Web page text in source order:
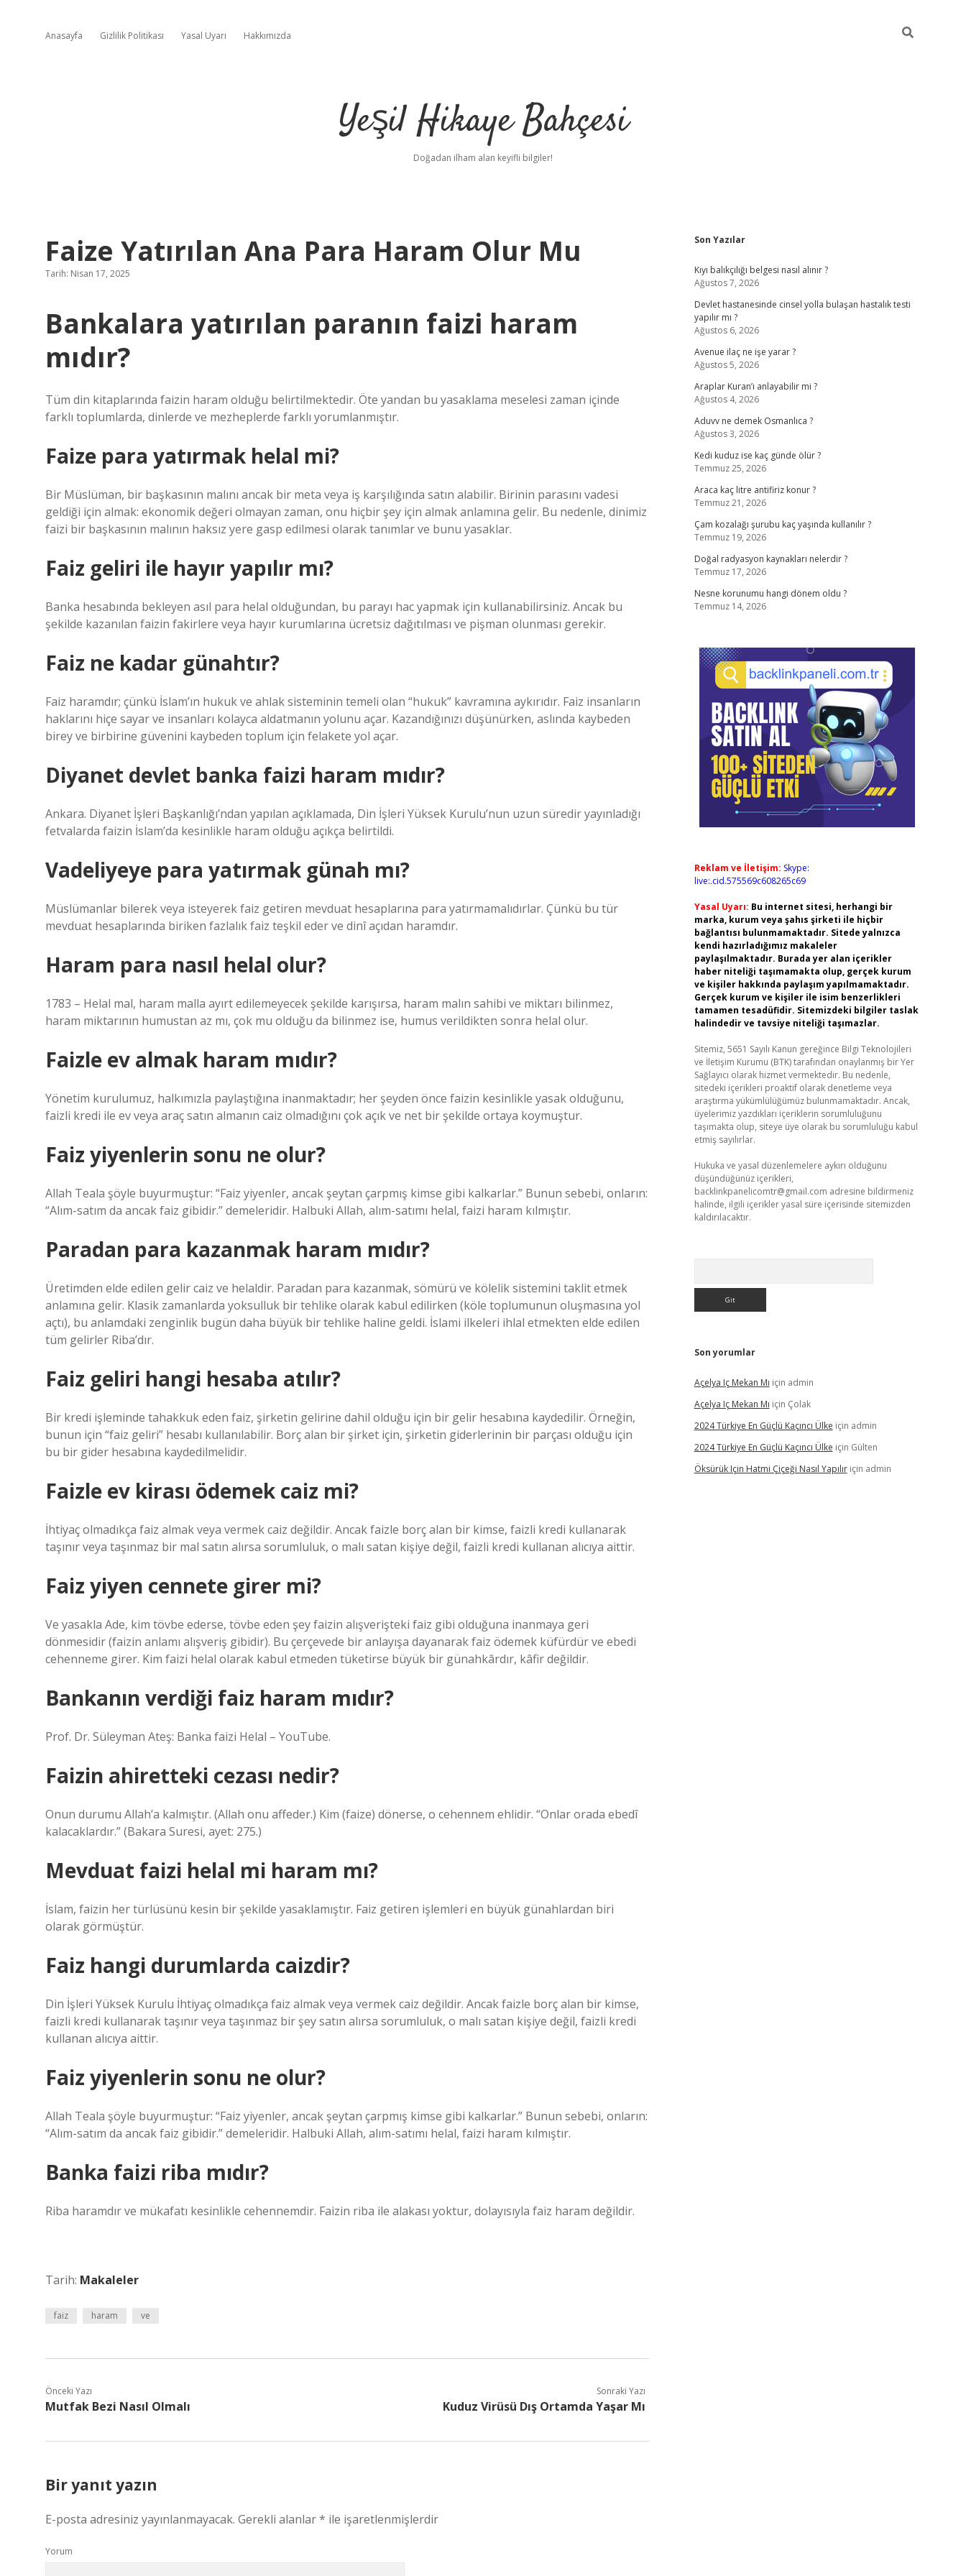
Anasayfa Gizlilik Politikası Yasal Uyarı Hakkımızda
Yeşil Hikaye Bahçesi
Doğadan ilham alan keyifli bilgiler!
Faize Yatırılan Ana Para Haram Olur Mu
Tarih: Nisan 17, 2025
Bankalara yatırılan paranın faizi haram
mıdır?
Tüm din kitaplarında faizin haram olduğu belirtilmektedir. Öte yandan bu yasaklama meselesi zaman içinde
farklı toplumlarda, dinlerde ve mezheplerde farklı yorumlanmıştır.
Faize para yatırmak helal mi?
Bir Müslüman, bir başkasının malını ancak bir meta veya iş karşılığında satın alabilir. Birinin parasını vadesi
geldiği için almak: ekonomik değeri olmayan zaman, onu hiçbir şey için almak anlamına gelir. Bu nedenle, dinimiz
faizi bir başkasının malının haksız yere gasp edilmesi olarak tanımlar ve bunu yasaklar.
Faiz geliri ile hayır yapılır mı?
Banka hesabında bekleyen asıl para helal olduğundan, bu parayı hac yapmak için kullanabilirsiniz. Ancak bu
şekilde kazanılan faizin fakirlere veya hayır kurumlarına ücretsiz dağıtılması ve pişman olunması gerekir.
Faiz ne kadar günahtır?
Faiz haramdır; çünkü İslam’ın hukuk ve ahlak sisteminin temeli olan “hukuk” kavramına aykırıdır. Faiz insanların
haklarını hiçe sayar ve insanları kolayca aldatmanın yolunu açar. Kazandığınızı düşünürken, aslında kaybeden
birey ve birbirine güvenini kaybeden toplum için felakete yol açar.
Diyanet devlet banka faizi haram mıdır?
Ankara. Diyanet İşleri Başkanlığı’ndan yapılan açıklamada, Din İşleri Yüksek Kurulu’nun uzun süredir yayınladığı
fetvalarda faizin İslam’da kesinlikle haram olduğu açıkça belirtildi.
Vadeliyeye para yatırmak günah mı?
Müslümanlar bilerek veya isteyerek faiz getiren mevduat hesaplarına para yatırmamalıdırlar. Çünkü bu tür
mevduat hesaplarında biriken fazlalık faiz teşkil eder ve dinî açıdan haramdır.
Haram para nasıl helal olur?
1783 – Helal mal, haram malla ayırt edilemeyecek şekilde karışırsa, haram malın sahibi ve miktarı bilinmez,
haram miktarının humustan az mı, çok mu olduğu da bilinmez ise, humus verildikten sonra helal olur.
Faizle ev almak haram mıdır?
Yönetim kurulumuz, halkımızla paylaştığına inanmaktadır; her şeyden önce faizin kesinlikle yasak olduğunu,
faizli kredi ile ev veya araç satın almanın caiz olmadığını çok açık ve net bir şekilde ortaya koymuştur.
Faiz yiyenlerin sonu ne olur?
Allah Teala şöyle buyurmuştur: “Faiz yiyenler, ancak şeytan çarpmış kimse gibi kalkarlar.” Bunun sebebi, onların:
“Alım-satım da ancak faiz gibidir.” demeleridir. Halbuki Allah, alım-satımı helal, faizi haram kılmıştır.
Paradan para kazanmak haram mıdır?
Üretimden elde edilen gelir caiz ve helaldir. Paradan para kazanmak, sömürü ve kölelik sistemini taklit etmek
anlamına gelir. Klasik zamanlarda yoksulluk bir tehlike olarak kabul edilirken (köle toplumunun oluşmasına yol
açtı), bu anlamdaki zenginlik bugün daha büyük bir tehlike haline geldi. İslami ilkeleri ihlal etmekten elde edilen
tüm gelirler Riba’dır.
Faiz geliri hangi hesaba atılır?
Bir kredi işleminde tahakkuk eden faiz, şirketin gelirine dahil olduğu için bir gelir hesabına kaydedilir. Örneğin,
bunun için “faiz geliri” hesabı kullanılabilir. Borç alan bir şirket için, şirketin giderlerinin bir parçası olduğu için
bu bir gider hesabına kaydedilmelidir.
Faizle ev kirası ödemek caiz mi?
İhtiyaç olmadıkça faiz almak veya vermek caiz değildir. Ancak faizle borç alan bir kimse, faizli kredi kullanarak
taşınır veya taşınmaz bir mal satın alırsa sorumluluk, o malı satan kişiye değil, faizli kredi kullanan alıcıya aittir.
Faiz yiyen cennete girer mi?
Ve yasakla Ade, kim tövbe ederse, tövbe eden şey faizin alışverişteki faiz gibi olduğuna inanmaya geri
dönmesidir (faizin anlamı alışveriş gibidir). Bu çerçevede bir anlayışa dayanarak faiz ödemek küfürdür ve ebedi
cehenneme girer. Kim faizi helal olarak kabul etmeden tüketirse büyük bir günahkârdır, kâfir değildir.
Bankanın verdiği faiz haram mıdır?
Prof. Dr. Süleyman Ateş: Banka faizi Helal – YouTube.
Faizin ahiretteki cezası nedir?
Onun durumu Allah’a kalmıştır. (Allah onu affeder.) Kim (faize) dönerse, o cehennem ehlidir. “Onlar orada ebedî
kalacaklardır.” (Bakara Suresi, ayet: 275.)
Mevduat faizi helal mi haram mı?
İslam, faizin her türlüsünü kesin bir şekilde yasaklamıştır. Faiz getiren işlemleri en büyük günahlardan biri
olarak görmüştür.
Faiz hangi durumlarda caizdir?
Din İşleri Yüksek Kurulu İhtiyaç olmadıkça faiz almak veya vermek caiz değildir. Ancak faizle borç alan bir kimse,
faizli kredi kullanarak taşınır veya taşınmaz bir şey satın alırsa sorumluluk, o malı satan kişiye değil, faizli kredi
kullanan alıcıya aittir.
Faiz yiyenlerin sonu ne olur?
Allah Teala şöyle buyurmuştur: “Faiz yiyenler, ancak şeytan çarpmış kimse gibi kalkarlar.” Bunun sebebi, onların:
“Alım-satım da ancak faiz gibidir.” demeleridir. Halbuki Allah, alım-satımı helal, faizi haram kılmıştır.
Banka faizi riba mıdır?
Riba haramdır ve mükafatı kesinlikle cehennemdir. Faizin riba ile alakası yoktur, dolayısıyla faiz haram değildir.
Tarih: Makaleler
faiz haram ve
Önceki Yazı
Mutfak Bezi Nasıl Olmalı
Sonraki Yazı
Kuduz Virüsü Dış Ortamda Yaşar Mı
Bir yanıt yazın
E-posta adresiniz yayınlanmayacak. Gerekli alanlar* ile işaretlenmişlerdir
Yorum
Sidebar
Son Yazılar
Kıyı balıkçılığı belgesi nasıl alınır ?
Ağustos 7, 2026
Devlet hastanesinde cinsel yolla bulaşan hastalık testi
yapılır mı ?
Ağustos 6, 2026
Avenue ilaç ne işe yarar ?
Ağustos 5, 2026
Araplar Kuran’ı anlayabilir mi ?
Ağustos 4, 2026
Aduvv ne demek Osmanlıca ?
Ağustos 3, 2026
Kedi kuduz ise kaç günde ölür ?
Temmuz 25, 2026
Araca kaç litre antifiriz konur ?
Temmuz 21, 2026
Çam kozalağı şurubu kaç yaşında kullanılır ?
Temmuz 19, 2026
Doğal radyasyon kaynakları nelerdir ?
Temmuz 17, 2026
Nesne korunumu hangi dönem oldu ?
Temmuz 14, 2026
Reklam ve İletişim: Skype:
live:.cid.575569c608265c69
Yasal Uyarı: Bu internet sitesi, herhangi bir
marka, kurum veya şahıs şirketi ile hiçbir
bağlantısı bulunmamaktadır. Sitede yalnızca
kendi hazırladığımız makaleler
paylaşılmaktadır. Burada yer alan içerikler
haber niteliği taşımamakta olup, gerçek kurum
ve kişiler hakkında paylaşım yapılmamaktadır.
Gerçek kurum ve kişiler ile isim benzerlikleri
tamamen tesadüfidir. Sitemizdeki bilgiler taslak
halindedir ve tavsiye niteliği taşımazlar.
Sitemiz, 5651 Sayılı Kanun gereğince Bilgi Teknolojileri
ve İletişim Kurumu (BTK) tarafından onaylanmış bir Yer
Sağlayıcı olarak hizmet vermektedir. Bu nedenle,
sitedeki içerikleri proaktif olarak denetleme veya
araştırma yükümlülüğümüz bulunmamaktadır. Ancak,
üyelerimiz yazdıkları içeriklerin sorumluluğunu
taşımakta olup, siteye üye olarak bu sorumluluğu kabul
etmiş sayılırlar.
Hukuka ve yasal düzenlemelere aykırı olduğunu
düşündüğünüz içerikleri,
backlinkpanelicomtr@gmail.com adresine bildirmeniz
halinde, ilgili içerikler yasal süre içerisinde sitemizden
kaldırılacaktır.
Son yorumlar
Açelya Iç Mekan Mı için admin
Açelya Iç Mekan Mı için Çolak
2024 Türkiye En Güçlü Kaçıncı Ülke için admin
2024 Türkiye En Güçlü Kaçıncı Ülke için Gülten
Öksürük Için Hatmi Çiçeği Nasıl Yapılıriçin admin